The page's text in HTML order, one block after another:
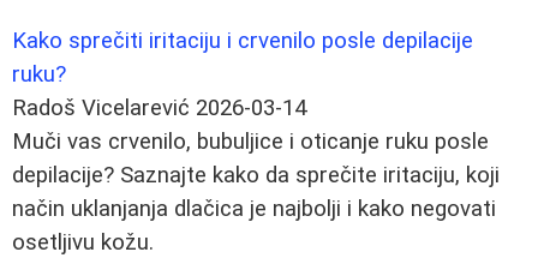
Kako sprečiti iritaciju i crvenilo posle depilacije
ruku?
Radoš Vicelarević 2026-03-14
Muči vas crvenilo, bubuljice i oticanje ruku posle
depilacije? Saznajte kako da sprečite iritaciju, koji
način uklanjanja dlačica je najbolji i kako negovati
osetljivu kožu.